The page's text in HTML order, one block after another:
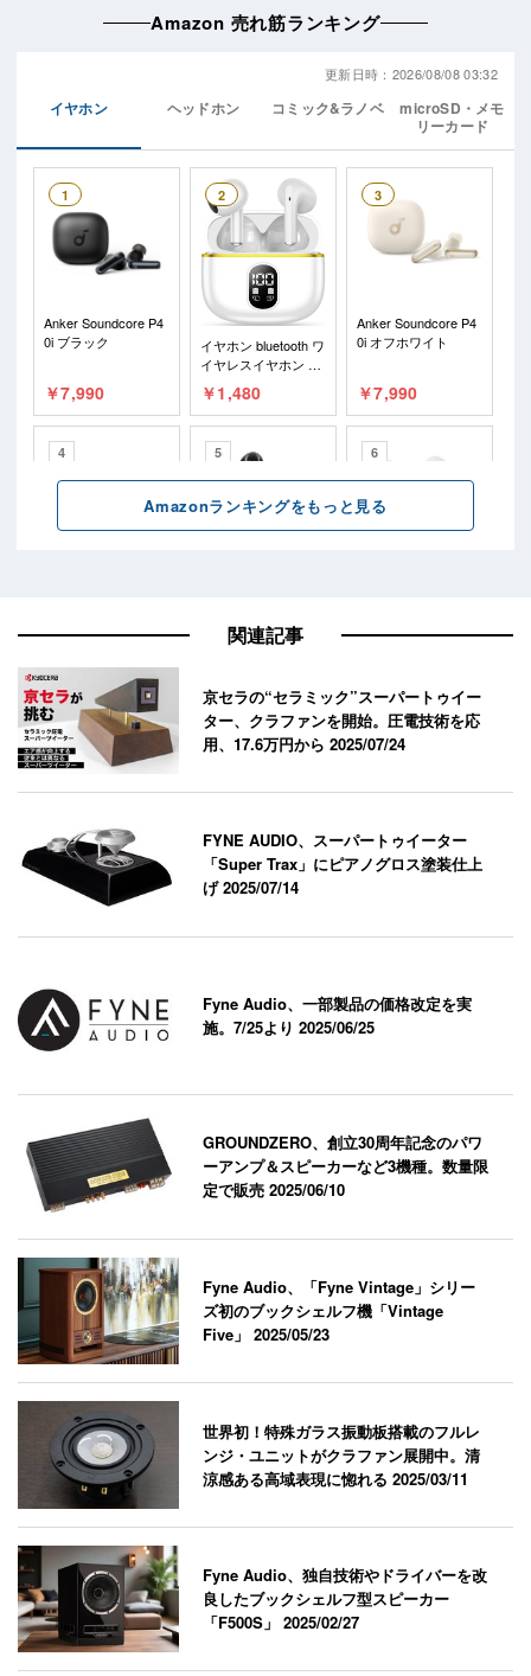
関連記事
京セラの“セラミック”スーパートゥイー
ター、クラファンを開始。圧電技術を応
用、17.6万円から2025/07/24
FYNE AUDIO、スーパートゥイーター
「Super Trax」にピアノグロス塗装仕上
げ2025/07/14
Fyne Audio、一部製品の価格改定を実
施。7/25より2025/06/25
GROUNDZERO、創立30周年記念のパワ
ーアンプ＆スピーカーなど3機種。数量限
定で販売2025/06/10
Fyne Audio、「Fyne Vintage」シリー
ズ初のブックシェルフ機「Vintage
Five」2025/05/23
世界初！特殊ガラス振動板搭載のフルレ
ンジ・ユニットがクラファン展開中。清
涼感ある高域表現に惚れる2025/03/11
Fyne Audio、独自技術やドライバーを改
良したブックシェルフ型スピーカー
「F500S」2025/02/27